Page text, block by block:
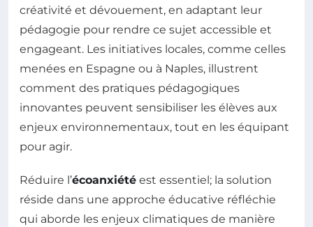
créativité et dévouement, en adaptant leur
pédagogie pour rendre ce sujet accessible et
engageant. Les initiatives locales, comme celles
menées en Espagne ou à Naples, illustrent
comment des pratiques pédagogiques
innovantes peuvent sensibiliser les élèves aux
enjeux environnementaux, tout en les équipant
pour agir.
Réduire l’écoanxiété est essentiel; la solution
réside dans une approche éducative réfléchie
qui aborde les enjeux climatiques de manière